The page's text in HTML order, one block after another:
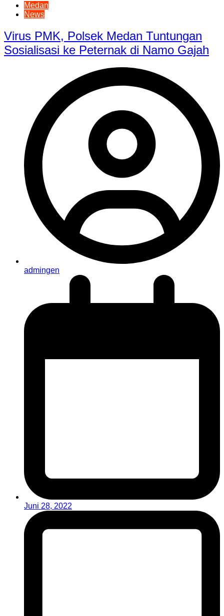
Medan
News
Virus PMK, Polsek Medan Tuntungan
Sosialisasi ke Peternak di Namo Gajah
admingen
Juni 28, 2022